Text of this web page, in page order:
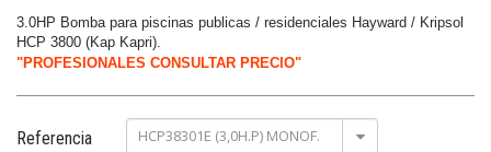
3.0HP Bomba para piscinas publicas / residenciales Hayward / Kripsol
HCP 3800 (Kap Kapri).
"PROFESIONALES CONSULTAR PRECIO"
Referencia HCP38301E (3,0H.P) MONOF.